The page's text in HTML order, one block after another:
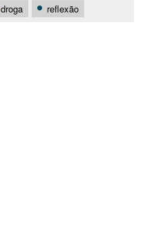
droga reflexão